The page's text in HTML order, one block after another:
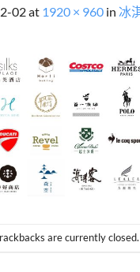
02at 1920 × 960 in 冰
are currently closed.